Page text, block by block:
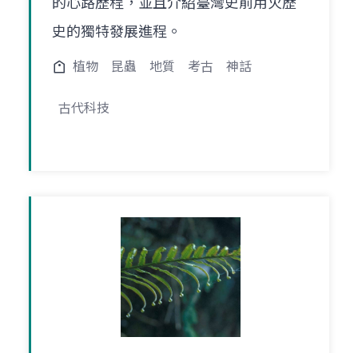
史的獨特發展進程。
植物 昆蟲 地質 考古 神話
古代科技